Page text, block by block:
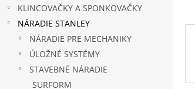
KLINCOVAČKY A SPONKOVAČKY
NÁRADIE STANLEY
NÁRADIE PRE MECHANIKY
ÚLOŽNÉ SYSTÉMY
STAVEBNÉ NÁRADIE
SURFORM